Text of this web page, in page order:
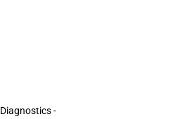
Diagnostics -